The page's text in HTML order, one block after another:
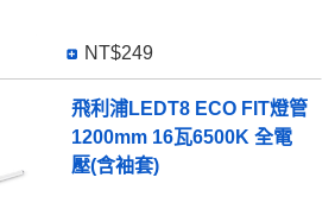
NT$249
飛利浦LEDT8 ECO FIT燈管
1200mm 16瓦6500K 全電
壓(含袖套)